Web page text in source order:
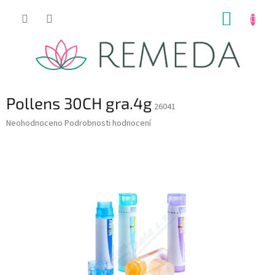
Pollens 30CH gra.4g 26041
Průměrné
Neohodnoceno Podrobnosti hodnocení